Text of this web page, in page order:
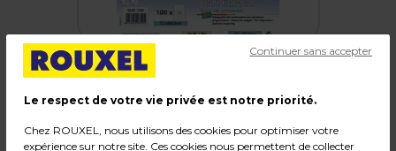
Decadry ø 60 mm - Paquet de 1200
Le respect de votre vie privée est notre priorité.
Chez ROUXEL, nous utilisons des cookies pour optimiser votre
expérience sur notre site. Ces cookies nous permettent de collecter
Continuer sans accepter